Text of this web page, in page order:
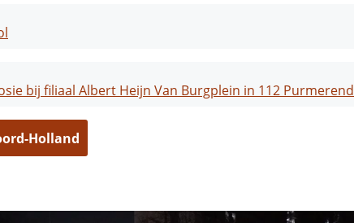
bij filiaal Albert Heijn Van Burgplein in 112 Purmerend
Holland